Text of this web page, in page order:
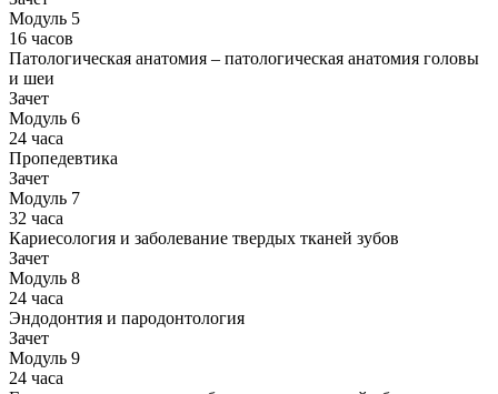
Модуль 5
16 часов
Патологическая анатомия – патологическая анатомия головы
и шеи
Зачет
Модуль 6
24 часа
Пропедевтика
Зачет
Модуль 7
32 часа
Кариесология и заболевание твердых тканей зубов
Зачет
Модуль 8
24 часа
Эндодонтия и пародонтология
Зачет
Модуль 9
24 часа